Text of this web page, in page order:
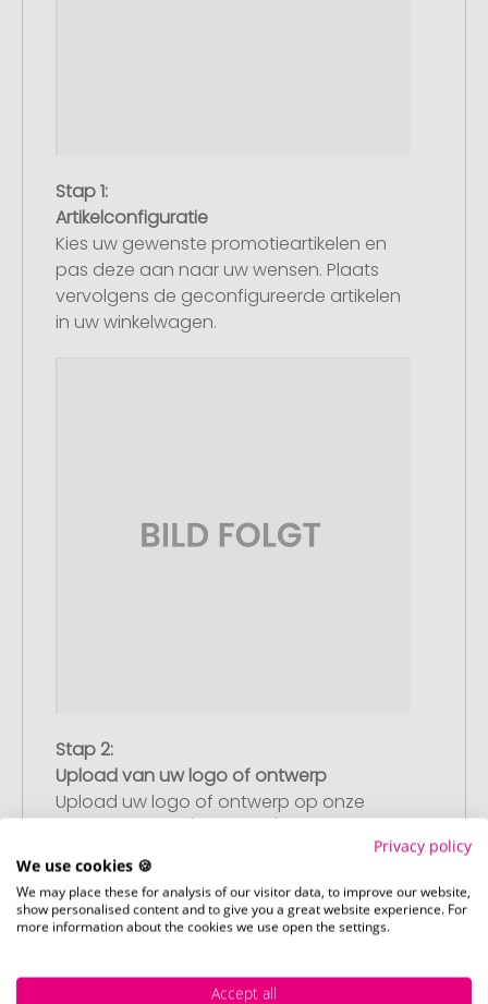
Stap 1:
Artikelconfiguratie
Kies uw gewenste promotieartikelen en
pas deze aan naar uw wensen. Plaats
vervolgens de geconfigureerde artikelen
in uw winkelwagen.
Stap 2:
Upload van uw logo of ontwerp
Upload uw logo of ontwerp op onze
bestelling af. Mocht u op dit moment
geen geschikt bestand beschikbaar
hebben, dan kunt u dit later aanleveren.
Privacy policy
We use cookies 🍪
We may place these for analysis of our visitor data, to improve our website,
show personalised content and to give you a great website experience. For
more information about the cookies we use open the settings.
Accept all